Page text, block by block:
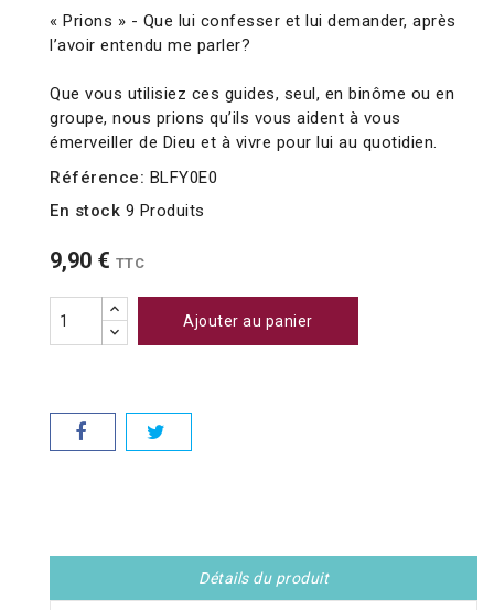
« Prions » - Que lui confesser et lui demander, après
l’avoir entendu me parler?
Que vous utilisiez ces guides, seul, en binôme ou en
groupe, nous prions qu’ils vous aident à vous
émerveiller de Dieu et à vivre pour lui au quotidien.
Référence: BLFY0E0
En stock 9 Produits
9,90 € TTC
Ajouter au panier
Détails du produit